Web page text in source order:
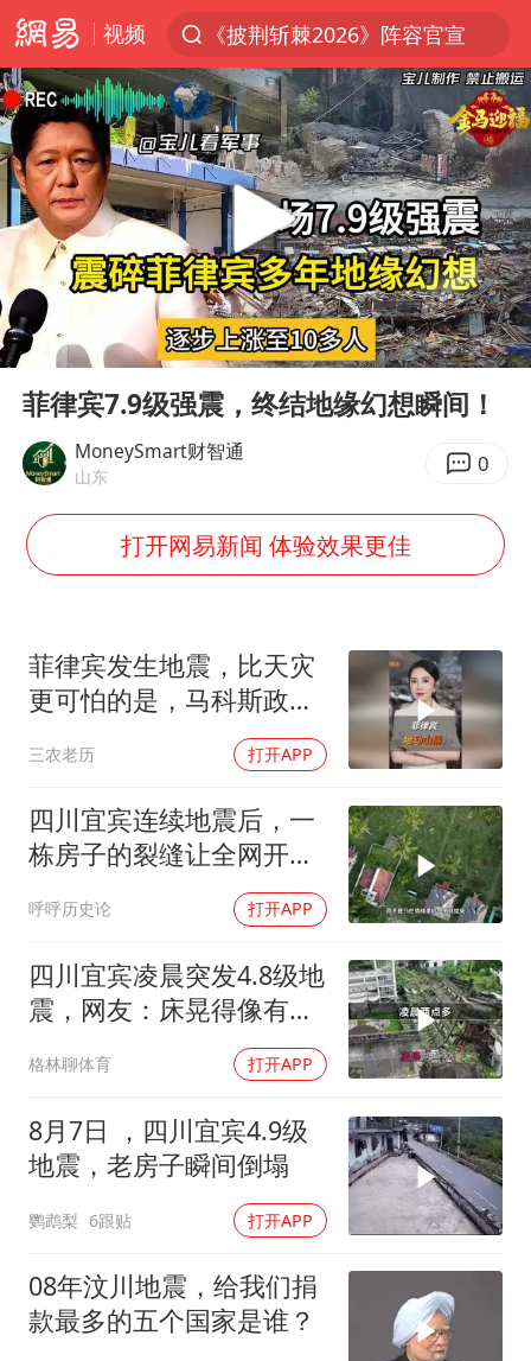
视频
《披荆斩棘2026》阵容官宣
上半年我国经营主体结构持续优化
杭州机场已取消航班388架次
浙江省委书记：该停下的坚决停下来
中国籍豪华游艇富商之子在泰国被杀
白海豚北上或致京津冀暴雨
广西公开征集涉黑涉恶犯罪线索
看完所有石窟需2000元？景区回应
上海中心千吨“镇楼神器”摆动明显
新疆一婚礼线上邀请引热议
国足U17与阿森纳决赛取消 并列冠军
上门女婿出轨女邻居多年被判重婚罪
韩军前线部队连曝丑闻
云南一男子胃中取出180颗铁钉
曹颖儿子首次演长剧
以军士兵把枪口对准中国记者
奋力开创中国式现代化建设新局面
00:00 14:01
菲律宾7.9级强震，终结地缘幻想瞬间！
MoneySmart财智通
山东 0
打开网易新闻 体验效果更佳
菲律宾发生地震，比天灾
更可怕的是，马科斯政府
三农老历 打开APP
四川宜宾连续地震后，一
栋房子的裂缝让全网开始
呼呼历史论 打开APP
四川宜宾凌晨突发4.8级地
震，网友：床晃得像有人
格林聊体育 打开APP
8月7日 ，四川宜宾4.9级
地震，老房子瞬间倒塌
鹦鹉梨 6跟贴 打开APP
08年汶川地震，给我们捐
款最多的五个国家是谁？